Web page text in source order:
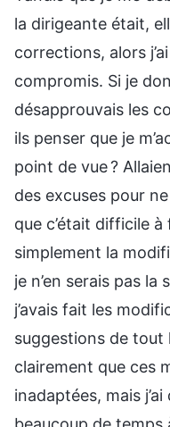
la dirigeante était,
corrections, alors
compromis. Si je
désapprouvais les
ils penser que je
point de vue ?
des excuses pour
que c’était difficile à
simplement la
je n’en serais pas la
j’avais fait les
suggestions de tout
clairement que ces
inadaptées, mais